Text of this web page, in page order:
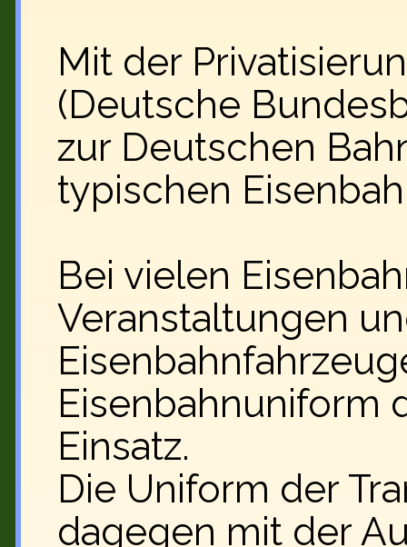
Mit der
(Deutsche
zur Deutschen
typischen
Bei vielen
Veranstaltungen
Eisenbahnuniform
Einsatz.
Die Uniform der
dagegen mit der